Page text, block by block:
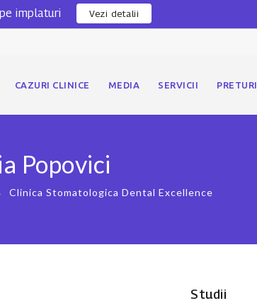
implaturi Vezi detalii
CAZURI CLINICE MEDIA SERVICII PRETURI
Popovici
Clinica Stomatologica Dental Excellence
Studii